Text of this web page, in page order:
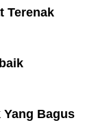
Terenak
Bagus